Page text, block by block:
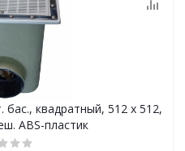
квадратный, 512 x 512,
ABS-пластик